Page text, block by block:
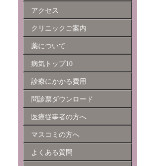
アクセス
クリニックご案内
薬について
病気トップ10
診療にかかる費用
問診票ダウンロード
医療従事者の方へ
マスコミの方へ
よくある質問